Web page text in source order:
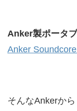
Anker製ポータ
Anker
そんなAnkerから